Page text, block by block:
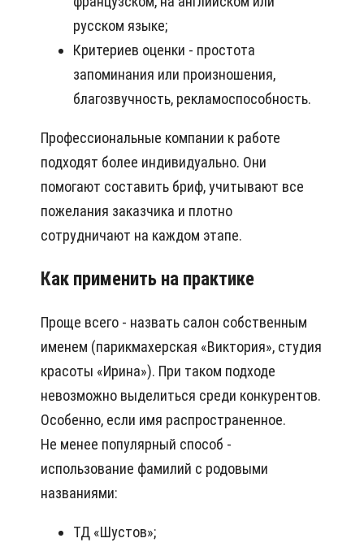
русском языке;
Критериев оценки - простота
запоминания или произношения,
благозвучность, рекламоспособность.
Профессиональные компании к работе
подходят более индивидуально. Они
помогают составить бриф, учитывают все
пожелания заказчика и плотно
сотрудничают на каждом этапе.
Как применить на практике
Проще всего - назвать салон собственным
именем (парикмахерская «Виктория», студия
красоты «Ирина»). При таком подходе
невозможно выделиться среди конкурентов.
Особенно, если имя распространенное.
Не менее популярный способ -
использование фамилий с родовыми
названиями:
ТД «Шустов»;